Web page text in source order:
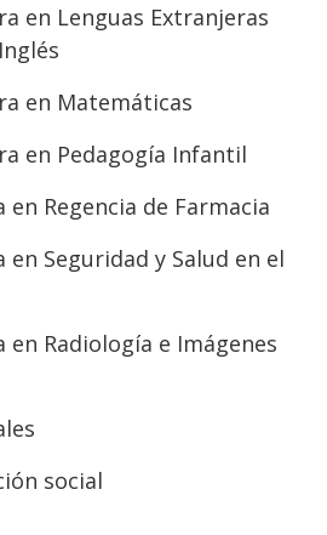
en Lenguas Extranjeras
en Matemáticas
en Pedagogía Infantil
en Regencia de Farmacia
en Seguridad y Salud en el
en Radiología e Imágenes
social